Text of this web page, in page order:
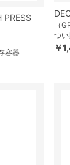
PRESS
容器
（
つ
￥